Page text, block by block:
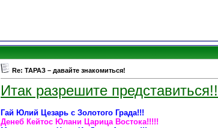
Re: ТАРАЗ – давайте знакомиться!
Итак разрешите
Гай Юлий Цезарь с Золотого Града!!!
Денеб Кейтос Юлани Царица Востока!!!!!